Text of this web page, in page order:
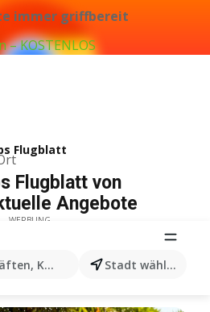
immer griffbereit
KOSTENLOS
Kategorien, Produkten...
Stadt wählen
Flugblatt
Flugblatt von
Angebote
WERBUNG